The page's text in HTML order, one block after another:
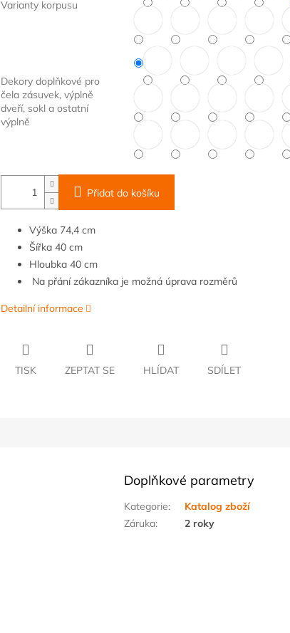
Varianty korpusu
Dekory doplňkové pro
čela zásuvek, výplně
dveří, sokl a ostatní
výplně
Přidat do košíku
Výška 74,4 cm
Šířka 40 cm
Hloubka 40 cm
Na přání zákazníka je možná úprava rozměrů
Detailní informace
TISK ZEPTAT SE HLÍDAT SDÍLET
Doplňkové parametry
Kategorie:
Katalog zboží
Záruka: 2 roky